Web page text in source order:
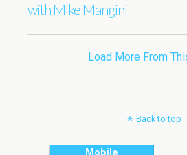
with Mike Mangini
Load More From
Back to top
Mobile